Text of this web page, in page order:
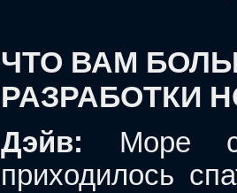
ЧТО ВАМ
РАЗРАБОТКИ
Дэйв: Море
приходилось